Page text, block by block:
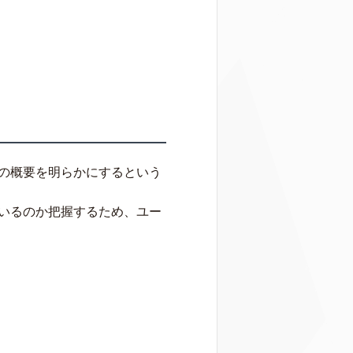
概要を明らかにするという
るのか把握するため、ユー